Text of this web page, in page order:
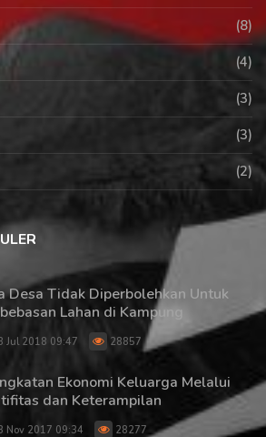
(8)
(4)
(3)
(3)
(2)
Desa Tidak Diperbolehkan Untuk
Lahan di Kampung
Jul 2018 09:47 28857
Ekonomi Keluarga Melalui
dan Keterampilan
Nov 2017 09:34 28277